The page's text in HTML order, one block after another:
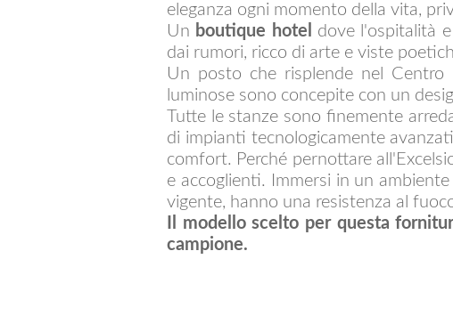
eleganza ogni momento della vita,
Un boutique hotel
dove l'ospitalità
dai rumori, ricco di arte e viste
Un posto che risplende nel Centro
luminose sono concepite con un
Tutte le stanze sono finemente
di impianti tecnologicamente
comfort. Perché pernottare
e accoglienti. Immersi in un
vigente, hanno una resistenza al
Il modello scelto per questa
campione.